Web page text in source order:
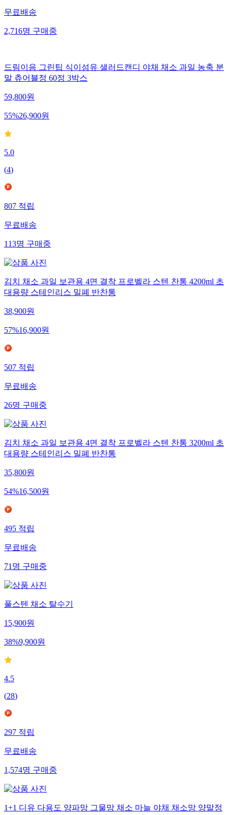
무료배송
2,716명 구매중
드림이음 그린팁 식이섬유 샐러드캔디 야채 채소 과일 농축 분
말 츄어블정 60정 3박스
59,800원
55%26,900원
5.0
(4)
807적립
무료배송
113명구매중
김치 채소 과일 보관용 4면 결착 프로벨라 스텐 찬통 4200ml 초
대용량 스테인리스 밀폐 반찬통
38,900원
57%16,900원
507적립
무료배송
26명구매중
김치 채소 과일 보관용 4면 결착 프로벨라 스텐 찬통 3200ml 초
대용량 스테인리스 밀폐 반찬통
35,800원
54%16,500원
495적립
무료배송
71명구매중
풀스텐 채소 탈수기
15,900원
38%9,900원
4.5
(28)
297적립
무료배송
1,574명구매중
1+1 디유 다용도 양파망 그물망 채소 마늘 야채 채소망 양말정